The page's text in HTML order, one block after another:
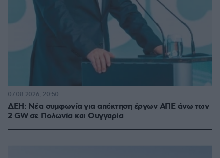
ΔΕΗ: Νέα συμφωνία για απόκτηση έργων ΑΠΕ άνω των
2 GW σε Πολωνία και Ουγγαρία
07.08.2026, 20:50